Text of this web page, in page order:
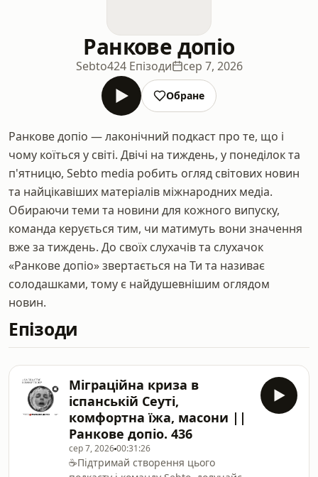
Ранкове допіо
Sebto424 Епізоди сер 7, 2026
Обране
Ранкове допіо — лаконічний подкаст про те, що і
чому коїться у світі. Двічі на тиждень, у понеділок та
п'ятницю, Sebto media робить огляд світових новин
та найцікавіших матеріалів міжнародних медіа.
Обираючи теми та новини для кожного випуску,
команда керується тим, чи матимуть вони значення
вже за тиждень. До своїх слухачів та слухачок
«Ранкове допіо» звертається на Ти та називає
солодашками, тому є найдушевнішим оглядом
новин.
Епізоди
Міграційна криза в
іспанській Сеуті,
комфортна їжа, масони ||
Ранкове допіо. 436
сер 7, 202600:31:26
☕️Підтримай створення цього